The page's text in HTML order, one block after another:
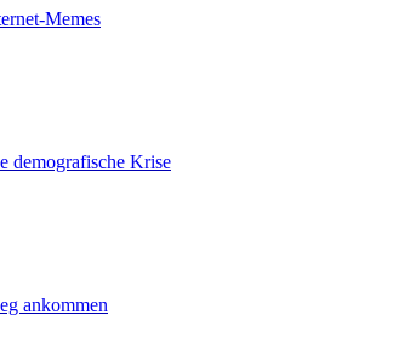
Memes
demografische Krise
ankommen